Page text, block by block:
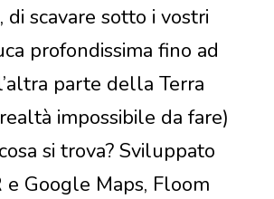
di scavare sotto i vostri
profondissima fino ad
parte della Terra
impossibile da fare)
si trova? Sviluppato
e Google Maps, Floom